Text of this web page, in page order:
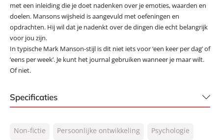
met een inleiding die je doet nadenken over je emoties, waarden en
doelen. Mansons wijsheid is aangevuld met oefeningen en
opdrachten. Hij wil dat je nadenkt over de dingen die echt belangrijk
voor jou zijn.
In typische Mark Manson-stijl is dit niet iets voor ‘een keer per dag’ of
‘eens per week’. Je kunt het journal gebruiken wanneer je maar wilt.
Of niet.
Specificaties
NUR:
770
Non-fictie Persoonlijke ontwikkeling
Psychologie